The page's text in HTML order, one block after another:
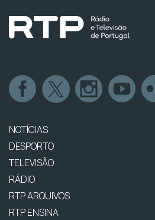
NOTÍCIAS
DESPORTO
TELEVISÃO
RÁDIO
RTP ARQUIVOS
RTP ENSINA